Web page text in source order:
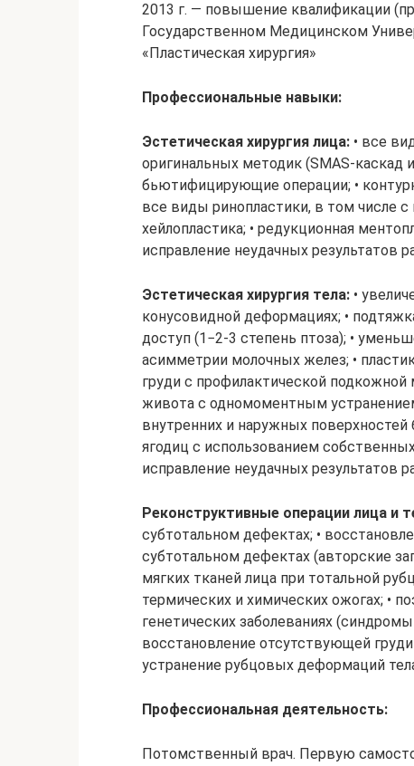
2013 г. — повышение квалификации
Государственном Медицинском
«Пластическая хирургия»
Профессиональные навыки:
Эстетическая хирургия лица: • все
оригинальных методик (SMAS-каскад
бьютифицирующие операции; •
все виды ринопластики, в том числе с
хейлопластика; • редукционная
исправление неудачных результатов
Эстетическая хирургия тела: •
конусовидной деформациях; •
доступ (1−2-3 степень птоза); •
асимметрии молочных желез; •
груди с профилактической подкожной
живота с одномоментным устранением
внутренних и наружных поверхностей
ягодиц с использованием собственных
исправление неудачных результатов
Реконструктивные операции лица и
субтотальном дефектах; •
субтотальном дефектах (авторские
мягких тканей лица при тотальной
термических и химических ожогах; •
генетических заболеваниях
восстановление отсутствующей
устранение рубцовых деформаций
Профессиональная деятельность:
Потомственный врач. Первую